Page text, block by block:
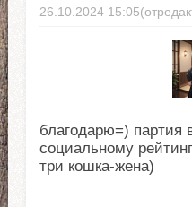
26.10.2024 15:05
благодарю=) партия
социальному
три кошка-жена)